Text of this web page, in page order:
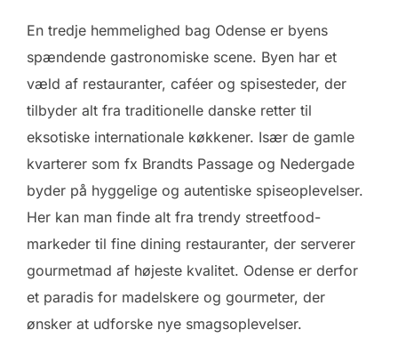
En tredje hemmelighed bag Odense er byens
spændende gastronomiske scene. Byen har et
væld af restauranter, caféer og spisesteder, der
tilbyder alt fra traditionelle danske retter til
eksotiske internationale køkkener. Især de gamle
kvarterer som fx Brandts Passage og Nedergade
byder på hyggelige og autentiske spiseoplevelser.
Her kan man finde alt fra trendy streetfood-
markeder til fine dining restauranter, der serverer
gourmetmad af højeste kvalitet. Odense er derfor
et paradis for madelskere og gourmeter, der
ønsker at udforske nye smagsoplevelser.